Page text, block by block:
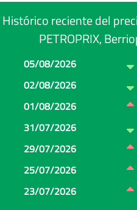
Histórico reciente del
PETROPRIX,
PrecioCambio
05/08/2026
02/08/2026
01/08/2026
31/07/2026
29/07/2026
25/07/2026
23/07/2026